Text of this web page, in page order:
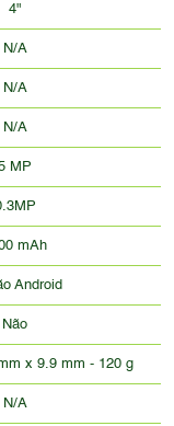
4"
N/A
N/A
N/A
MP
mAh
Android
Não
x 9.9 mm - 120 g
N/A